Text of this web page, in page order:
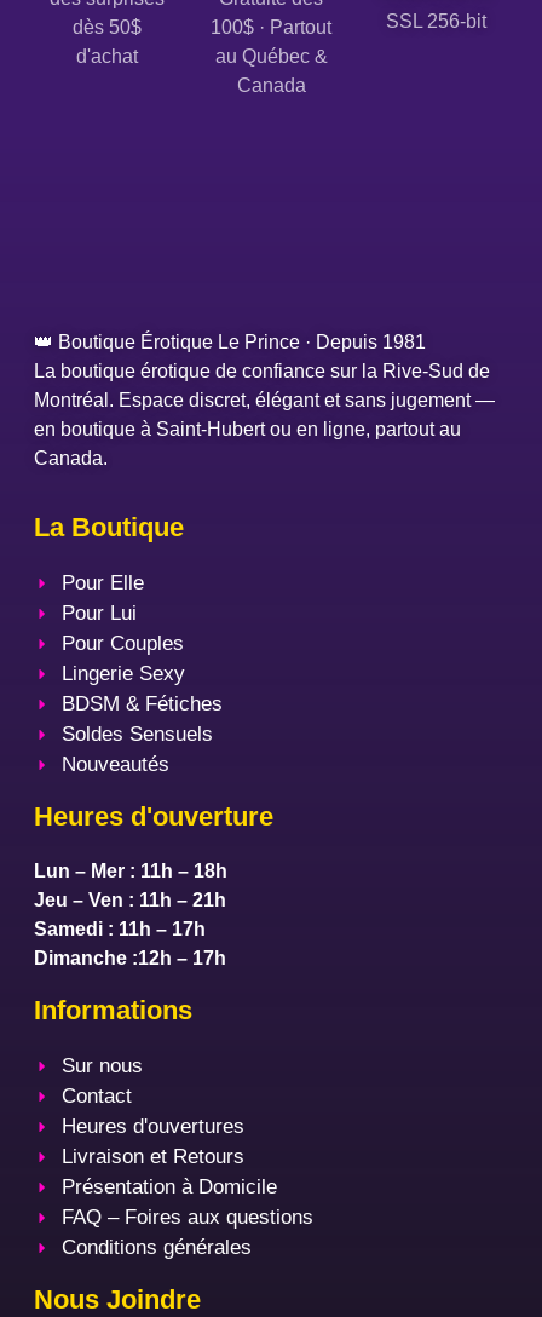
dès 50$
d'achat
100$ · Partout
au Québec &
Canada
SSL 256-bit
👑 Boutique Érotique Le Prince · Depuis 1981
La boutique érotique de confiance sur la Rive-Sud de
Montréal. Espace discret, élégant et sans jugement —
en boutique à Saint-Hubert ou en ligne, partout au
Canada.
La Boutique
Pour Elle
Pour Lui
Pour Couples
Lingerie Sexy
BDSM & Fétiches
Soldes Sensuels
Nouveautés
Heures d'ouverture
Lun – Mer : 11h – 18h
Jeu – Ven : 11h – 21h
Samedi : 11h – 17h
Dimanche :12h – 17h
Informations
Sur nous
Contact
Heures d'ouvertures
Livraison et Retours
Présentation à Domicile
FAQ – Foires aux questions
Conditions générales
Nous Joindre